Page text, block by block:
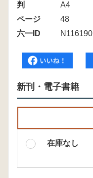
判
A4
ページ
48
六一ID
N116190
新刊・電子書籍
在庫なし